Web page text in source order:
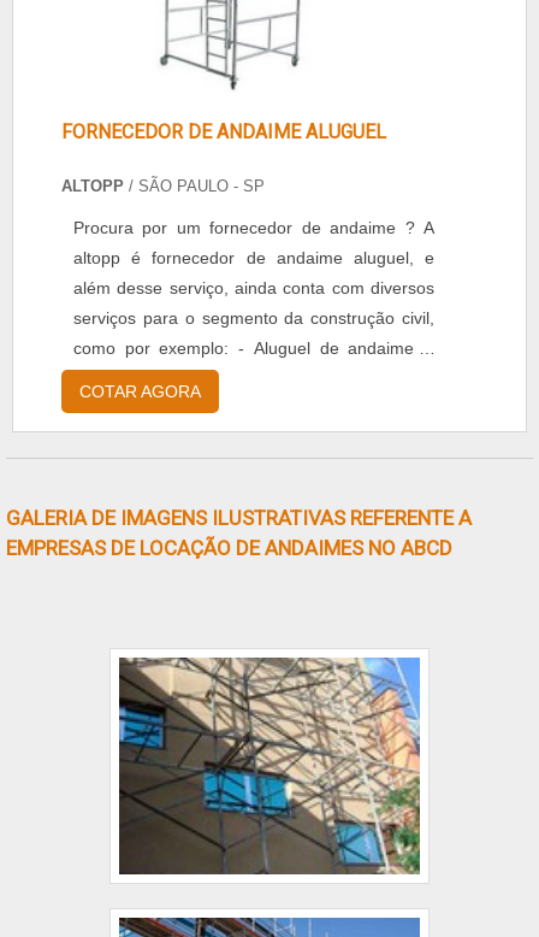
FORNECEDOR DE ANDAIME ALUGUEL
ALTOPP / SÃO PAULO - SP
Procura por um fornecedor de andaime ? A
altopp é fornecedor de andaime aluguel, e
além desse serviço, ainda conta com diversos
serviços para o segmento da construção civil,
como por exemplo: - Aluguel de andaime, -
Aluguel de betoneira, - Locação de
equipamentos diversos, - Locação de vibrador
manutenção de locais altos. Pensa....
COTAR AGORA
GALERIA DE IMAGENS ILUSTRATIVAS REFERENTE A
EMPRESAS DE LOCAÇÃO DE ANDAIMES NO ABCD